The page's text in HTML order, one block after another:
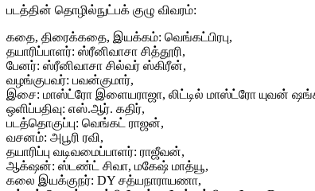
படத்தின் தொழில்நுட்பக் குழு விவரம்:
கதை, திரைக்கதை, இயக்கம்: வெங்கட்பிரபு,
தயாரிப்பாளர்: ஸ்ரீனிவாசா சித்தூரி,
பேனர்: ஸ்ரீனிவாசா சில்வர் ஸ்கிரீன்,
வழங்குபவர்: பவன்குமார்,
இசை: மாஸ்ட்ரோ இளையராஜா, லிட்டில் மாஸ்ட்ரோ யுவன்
ஒளிப்பதிவு: எஸ்.ஆர். கதிர்,
படத்தொகுப்பு: வெங்கட் ராஜன்,
வசனம்: அபூரி ரவி,
தயாரிப்பு வடிவமைப்பாளர்: ராஜீவன்,
ஆக்‌ஷன்: ஸ்டண்ட் சிவா, மகேஷ் மாத்யூ,
கலை இயக்குநர்: DY சத்யநாராயணா,